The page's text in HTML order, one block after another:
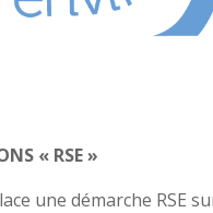
« RSE »
une démarche RSE